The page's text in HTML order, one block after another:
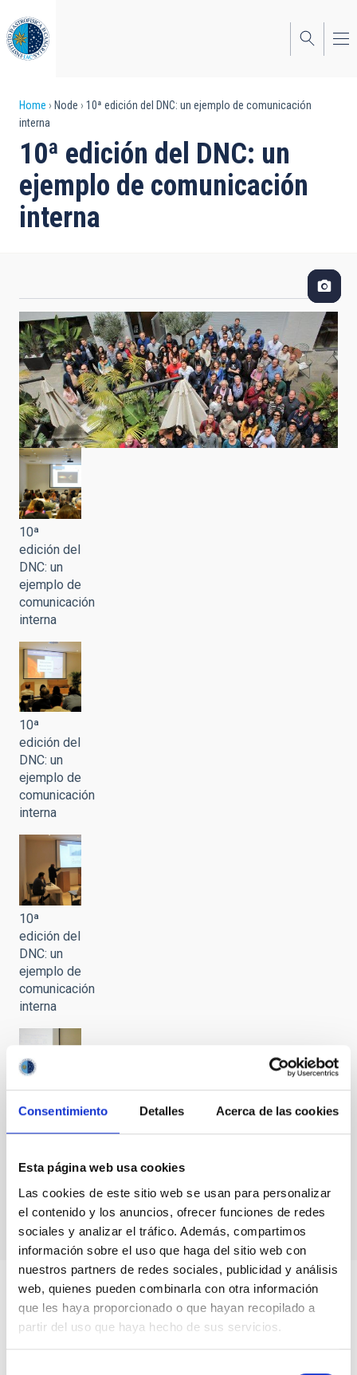
Consentimiento Detalles Acerca de las cookies
Esta página web usa cookies
Las cookies de este sitio web se usan para personalizar
el contenido y los anuncios, ofrecer funciones de redes
sociales y analizar el tráfico. Además, compartimos
información sobre el uso que haga del sitio web con
nuestros partners de redes sociales, publicidad y análisis
web, quienes pueden combinarla con otra información
que les haya proporcionado o que hayan recopilado a
partir del uso que haya hecho de sus servicios.
to
main
content
Breadcrumb
Home Node
10ª edición del DNC: un ejemplo de comunicación
interna
10ª edición del DNC: un
ejemplo de comunicación
interna
10ª
edición del
DNC: un
ejemplo de
comunicación
interna
10ª
edición del
DNC: un
ejemplo de
comunicación
interna
10ª
edición del
DNC: un
ejemplo de
comunicación
interna
10ª
edición del
ejemplo de
interna